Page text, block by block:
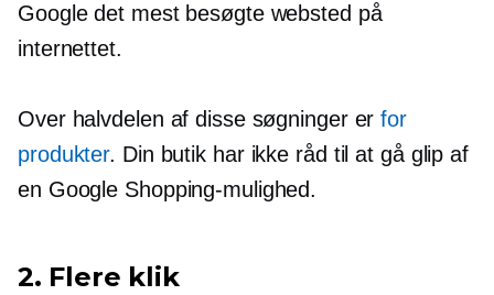
Google det mest besøgte websted på
internettet.
Over halvdelen af ​​disse søgninger erfor
produkter. Din butik har ikke råd til at gå glip af
en Google Shopping-mulighed.
2. Flere klik